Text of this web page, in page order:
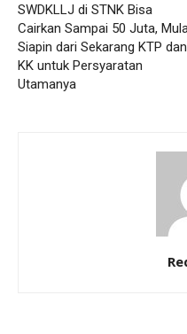
SWDKLLJ di STNK Bisa
Cairkan Sampai 50 Juta,
Siapin dari Sekarang KTP dan
KK untuk Persyaratan
Utamanya